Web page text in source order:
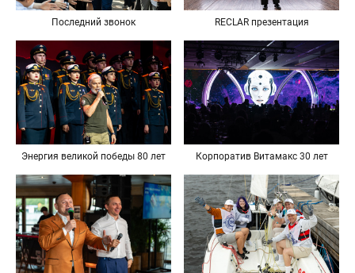
Последний звонок RECLAR презентация
Энергия великой победы 80 лет Корпоратив Витамакс 30 лет